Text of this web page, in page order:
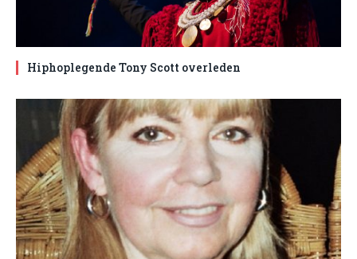
Hiphoplegende Tony Scott overleden